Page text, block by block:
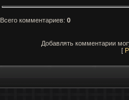
Всего комментариев: 0
Добавлять комментарии
[